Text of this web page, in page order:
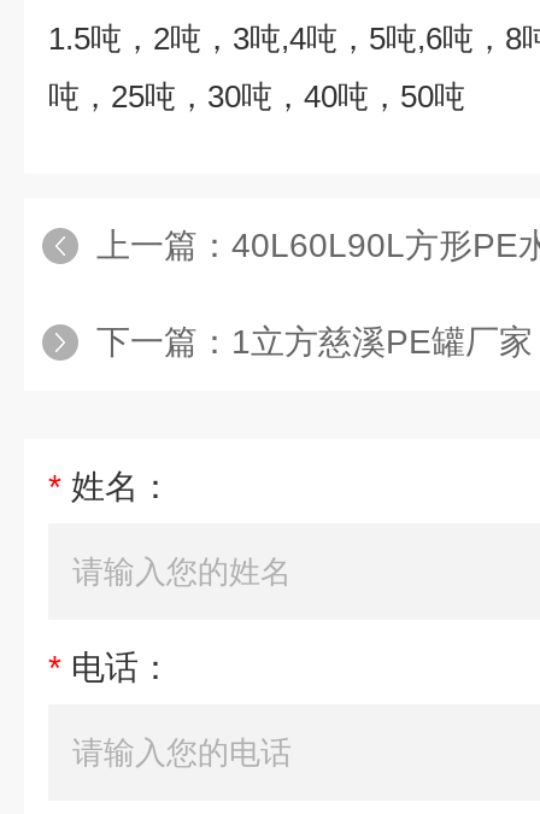
1.5吨， 2吨， 3吨,4吨， 5吨,6吨， 8
吨， 25吨， 30吨， 40吨， 50吨
上一篇： 40L60L90L方形PE水箱/
下一篇： 1立方慈溪PE罐厂家 北京
* 姓名：
* 电话：